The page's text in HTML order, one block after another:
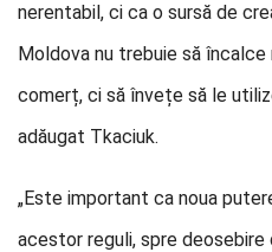
nerentabil, ci ca o sursă de
Moldova nu trebuie să
comerț, ci să învețe să le
adăugat Tkaciuk.
„Este important ca noua
acestor reguli, spre deosebire